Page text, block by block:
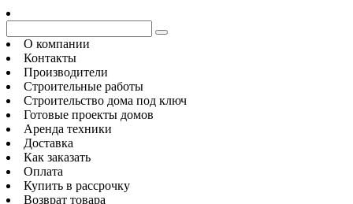
О компании
Контакты
Производители
Строительные работы
Строительство дома под ключ
Готовые проекты домов
Аренда техники
Доставка
Как заказать
Оплата
Купить в рассрочку
Возврат товара